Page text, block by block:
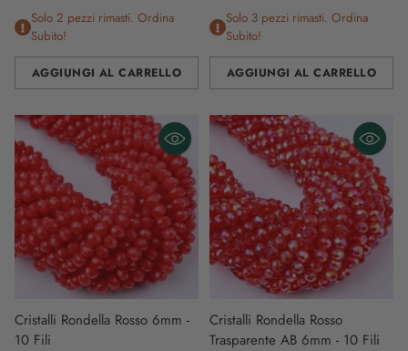
Solo 2 pezzi rimasti. Ordina
Subito!
AGGIUNGI AL CARRELLO
Quantità
Solo 3 pezzi rimasti. Ordina
Subito!
AGGIUNGI AL CARRELLO
Quantità
Cristalli Rondella Rosso 6mm -
10 Fili
Cristalli Rondella Rosso
Trasparente AB 6mm - 10 Fili